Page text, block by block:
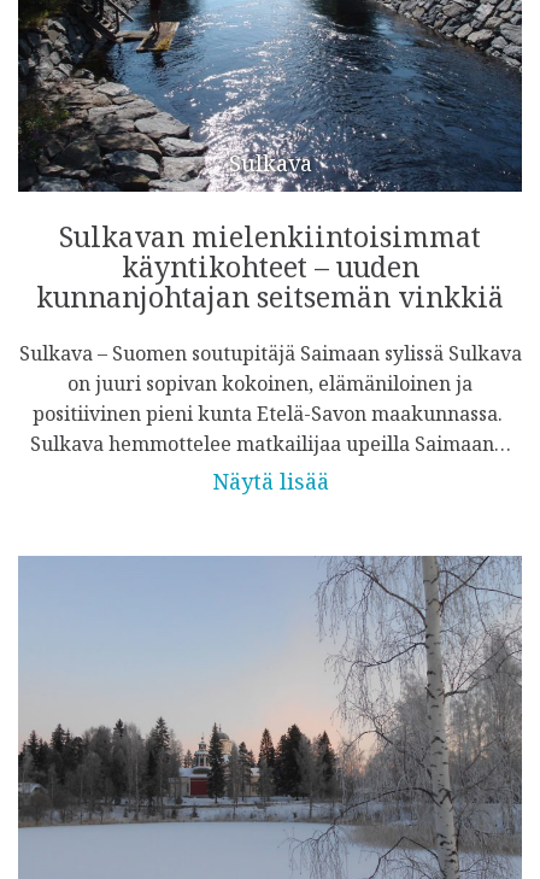
Sulkava
Sulkavan mielenkiintoisimmat
käyntikohteet – uuden
kunnanjohtajan seitsemän vinkkiä
Sulkava – Suomen soutupitäjä Saimaan sylissä Sulkava
on juuri sopivan kokoinen, elämäniloinen ja
positiivinen pieni kunta Etelä-Savon maakunnassa.
Sulkava hemmottelee matkailijaa upeilla Saimaan…
Näytä lisää